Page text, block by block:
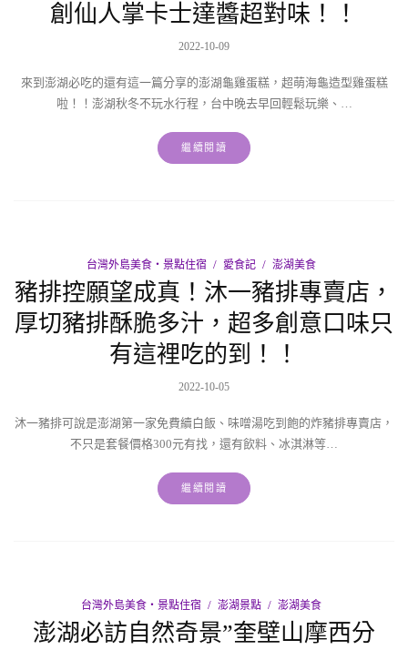
創仙人掌卡士達醬超對味！！
2022-10-09
來到澎湖必吃的還有這一篇分享的澎湖龜雞蛋糕，超萌海龜造型雞蛋糕
啦！！澎湖秋冬不玩水行程，台中晚去早回輕鬆玩樂、…
繼續閱讀
台灣外島美食‧景點住宿 愛食記 澎湖美食
豬排控願望成真！沐一豬排專賣店，
厚切豬排酥脆多汁，超多創意口味只
有這裡吃的到！！
2022-10-05
沐一豬排可說是澎湖第一家免費續白飯、味噌湯吃到飽的炸豬排專賣店，
不只是套餐價格300元有找，還有飲料、冰淇淋等…
繼續閱讀
台灣外島美食‧景點住宿 澎湖景點 澎湖美食
澎湖必訪自然奇景”奎壁山摩西分